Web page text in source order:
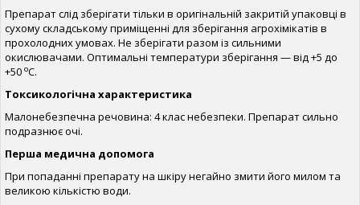
Препарат слід зберігати тільки в оригінальній закритій упаковці в
сухому складському приміщенні для зберігання агрохімікатів в
прохолодних умовах. Не зберігати разом із сильними
окислювачами. Оптимальні температури зберігання — від +5 до
+50 оС.
Токсикологічна характеристика
Малонебезпечна речовина: 4 клас небезпеки. Препарат сильно
подразнює очі.
Перша медична допомога
При попаданні препарату на шкіру негайно змити його милом та
великою кількістю води.